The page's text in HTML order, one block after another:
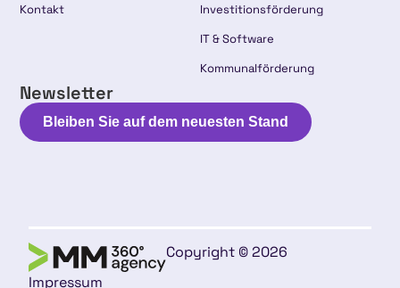
Kontakt
Investitionsförderung
IT & Software
Kommunalförderung
Newsletter
Bleiben Sie auf dem neuesten Stand
Copyright © 2026
Impressum